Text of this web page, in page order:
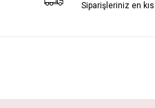
Siparişleriniz en